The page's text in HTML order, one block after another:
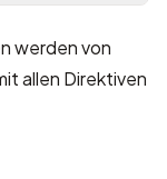
werden von
allen Direktiven